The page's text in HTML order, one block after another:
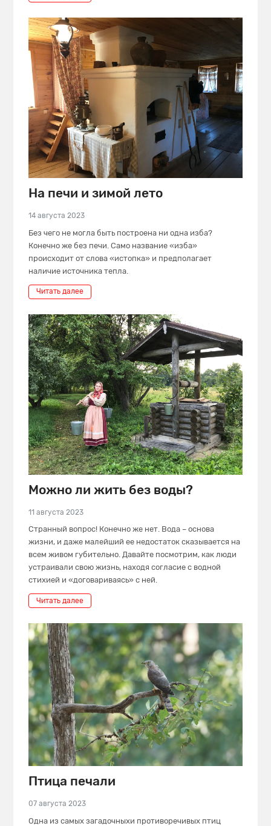
На печи и зимой лето
14 августа 2023
Без чего не могла быть построена ни одна изба?
Конечно же без печи. Само название «изба»
происходит от слова «истопка» и предполагает
наличие источника тепла.
Читать далее
Можно ли жить без воды?
11 августа 2023
Странный вопрос! Конечно же нет. Вода – основа
жизни, и даже малейший ее недостаток сказывается на
всем живом губительно. Давайте посмотрим, как люди
устраивали свою жизнь, находя согласие с водной
стихией и «договариваясь» с ней.
Читать далее
Птица печали
07 августа 2023
Одна из самых загадочныхи противоречивых птиц